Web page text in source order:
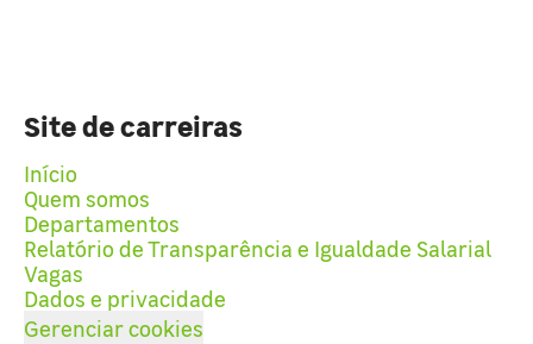
Site de carreiras
Início
Quem somos
Departamentos
Relatório de Transparência e Igualdade Salarial
Vagas
Dados e privacidade
Gerenciar cookies